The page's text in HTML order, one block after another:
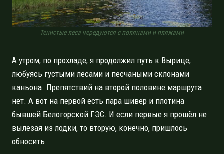
Тенистые леса чередуются с полянами и пляжами
А утром, по прохладе, я продолжил путь к Вырице,
любуясь густыми лесами и песчаными склонами
каньона. Препятствий на второй половине маршрута
нет. А вот на первой есть пара шивер и плотина
бывшей Белогорской ГЭС. И если первые я прошёл не
вылезая из лодки, то вторую, конечно, пришлось
обносить.